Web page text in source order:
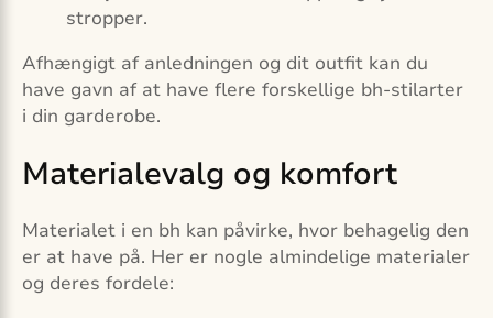
stropper.
Afhængigt af anledningen og dit outfit kan du
have gavn af at have flere forskellige bh-stilarter
i din garderobe.
Materialevalg og komfort
Materialet i en bh kan påvirke, hvor behagelig den
er at have på. Her er nogle almindelige materialer
og deres fordele: